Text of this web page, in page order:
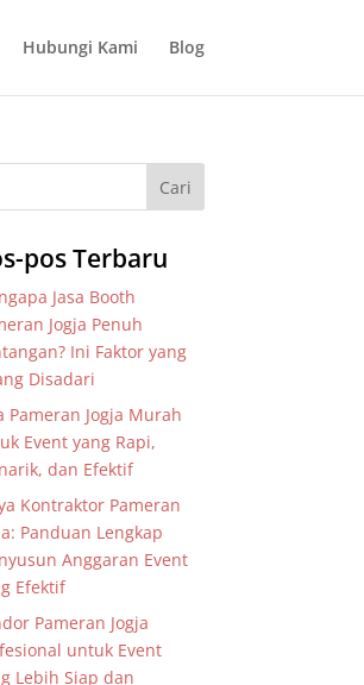
Hubungi Kami Blog
pos Terbaru
Jasa Booth
Jogja Penuh
Ini Faktor yang
Disadari
Pameran Jogja Murah
Event yang Rapi,
dan Efektif
Kontraktor Pameran
Panduan Lengkap
Anggaran Event
Efektif
Pameran Jogja
untuk Event
Lebih Siap dan